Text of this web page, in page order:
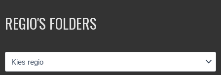
REGIO'S FOLDERS